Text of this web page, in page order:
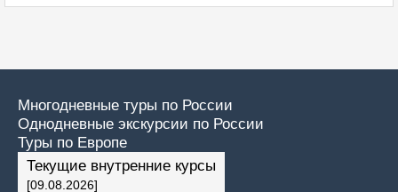
Многодневные туры по России
Однодневные экскурсии по России
Туры по Европе
Текущие внутренние курсы
[09.08.2026]